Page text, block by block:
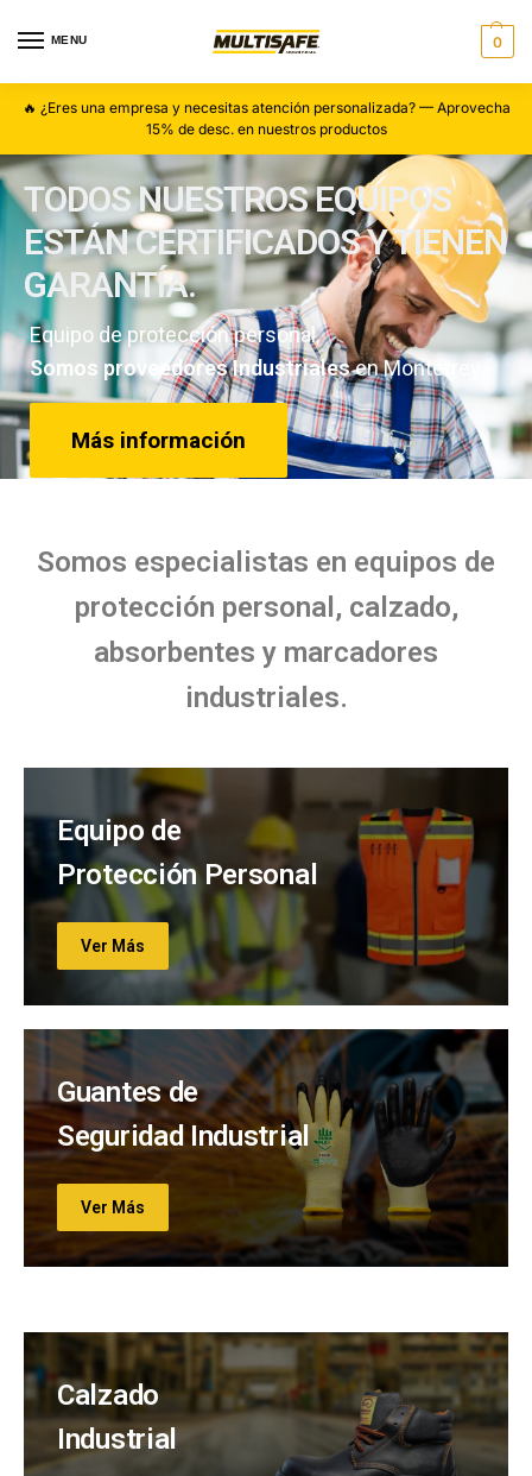
MENU 0
🔥 ¿Eres una empresa y necesitas atención personalizada? — Aprovecha
15% de desc. en nuestros productos
TODOS NUESTROS EQUIPOS
ESTÁN CERTIFICADOS Y TIENEN
GARANTÍA.
Equipo de protección personal,
Somos proveedores Industrialesen Monterrey
Más información
Somos especialistas en equipos de
protección personal, calzado,
absorbentes y marcadores
industriales.
Equipo de
Protección Personal
Ver Más
Guantes de
Seguridad Industrial
Ver Más
Calzado
Industrial